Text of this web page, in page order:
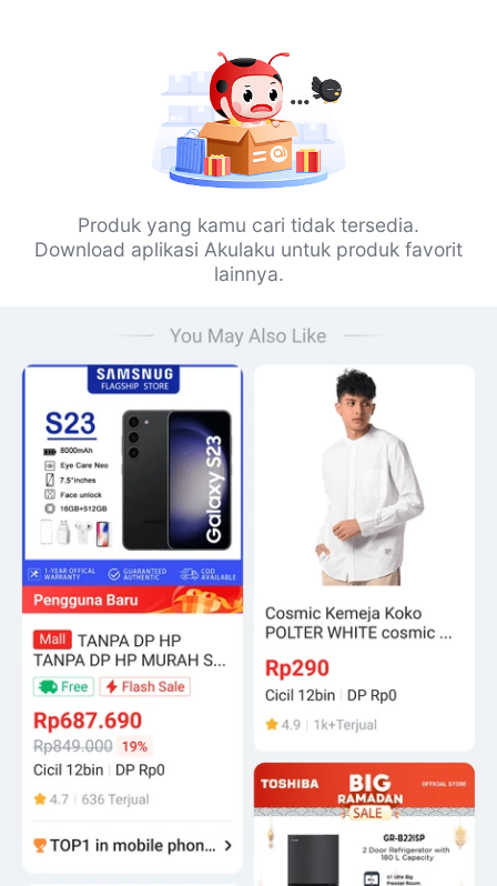
Produk yang kamu cari tidak tersedia.
Download aplikasi Akulaku untuk produk favorit
lainnya.